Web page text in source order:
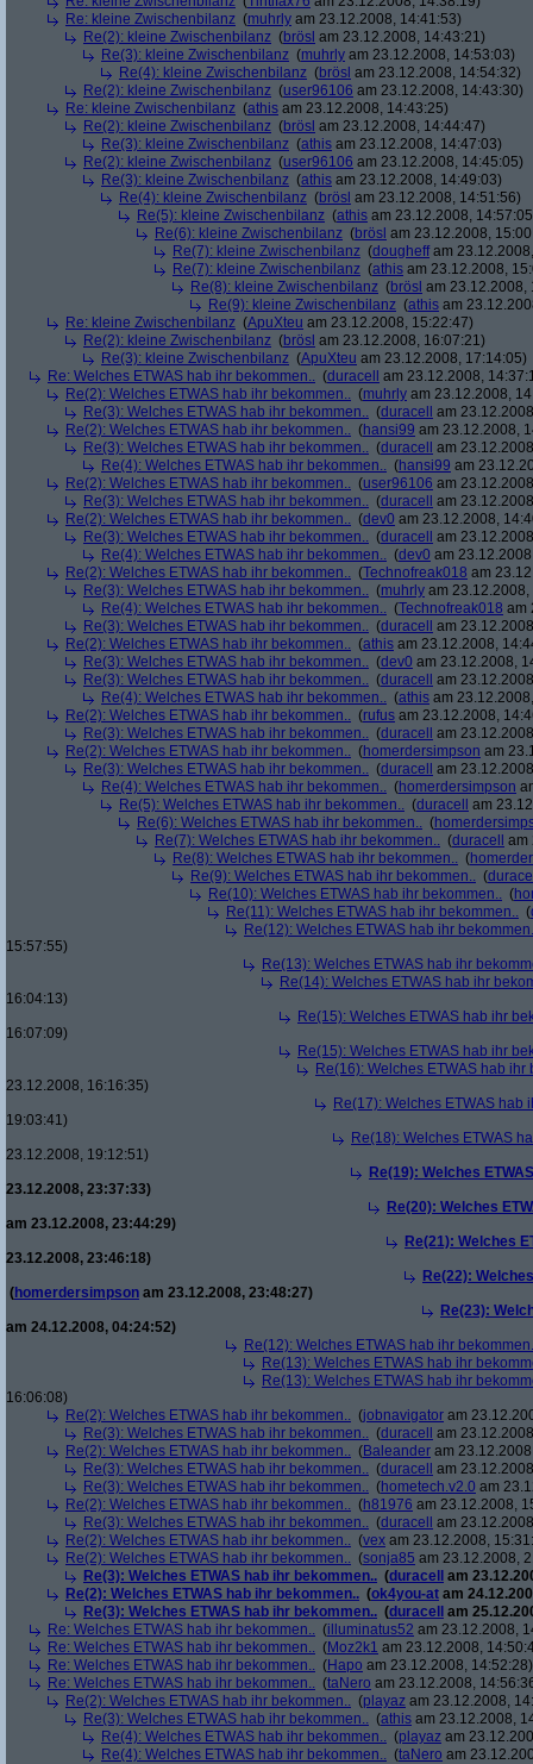
Re: kleine Zwischenbilanz (muhrly am 23.12.2008, 14:41:53)
Re(2): kleine Zwischenbilanz (brösl am 23.12.2008, 14:43:21)
Re(3): kleine Zwischenbilanz (muhrly am 23.12.2008, 14:53:03)
Re(4): kleine Zwischenbilanz (brösl am 23.12.2008, 14:54:32)
Re(2): kleine Zwischenbilanz (user96106 am 23.12.2008, 14:43:30)
Re: kleine Zwischenbilanz (athis am 23.12.2008, 14:43:25)
Re(2): kleine Zwischenbilanz (brösl am 23.12.2008, 14:44:47)
Re(3): kleine Zwischenbilanz (athis am 23.12.2008, 14:47:03)
Re(2): kleine Zwischenbilanz (user96106 am 23.12.2008, 14:45:05)
Re(3): kleine Zwischenbilanz (athis am 23.12.2008, 14:49:03)
Re(4): kleine Zwischenbilanz (brösl am 23.12.2008, 14:51:56)
Re(5): kleine Zwischenbilanz (athis am 23.12.2008,
Re(6): kleine Zwischenbilanz (brösl am 23.12.2008,
Re(7): kleine Zwischenbilanz (dougheffam
Re(7): kleine Zwischenbilanz (athis am 23.12.2008,
Re(8): kleine Zwischenbilanz (brösl am 23.12.2008,
Re(9): kleine Zwischenbilanz (athis am
Re: kleine Zwischenbilanz (ApuXteu am 23.12.2008, 15:22:47)
Re(2): kleine Zwischenbilanz (brösl am 23.12.2008, 16:07:21)
Re(3): kleine Zwischenbilanz (ApuXteu am 23.12.2008, 17:14:05)
Re: Welches ETWAS hab ihr bekommen.. (duracell
am 23.12.2008,
Re(2): Welches ETWAS hab ihr bekommen.. (muhrly am 23.12.2008,
Re(3): Welches ETWAS hab ihr bekommen.. (duracell
am
Re(2): Welches ETWAS hab ihr bekommen.. (hansi99 am 23.12.2008,
Re(3): Welches ETWAS hab ihr bekommen.. (duracell
am
Re(4): Welches ETWAS hab ihr bekommen.. (hansi99 am
Re(2): Welches ETWAS hab ihr bekommen.. (user96106 am
Re(3): Welches ETWAS hab ihr bekommen.. (duracell
am
Re(2): Welches ETWAS hab ihr bekommen.. (dev0 am 23.12.2008,
Re(3): Welches ETWAS hab ihr bekommen.. (duracell
am
Re(4): Welches ETWAS hab ihr bekommen.. (dev0 am
Re(2): Welches ETWAS hab ihr bekommen.. (Technofreak018 am
Re(3): Welches ETWAS hab ihr bekommen.. (muhrly am
Re(4): Welches ETWAS hab ihr bekommen.. (Technofreak018 am
Re(3): Welches ETWAS hab ihr bekommen.. (duracell
am
Re(2): Welches ETWAS hab ihr bekommen.. (athis am 23.12.2008,
Re(3): Welches ETWAS hab ihr bekommen.. (dev0 am 23.12.2008,
Re(3): Welches ETWAS hab ihr bekommen.. (duracell
am
Re(4): Welches ETWAS hab ihr bekommen.. (athis am
Re(2): Welches ETWAS hab ihr bekommen.. (rufus am 23.12.2008,
Re(3): Welches ETWAS hab ihr bekommen.. (duracell
am
Re(2): Welches ETWAS hab ihr bekommen.. (homerdersimpson am
Re(3): Welches ETWAS hab ihr bekommen.. (duracell
am
Re(4): Welches ETWAS hab ihr bekommen.. (homerdersimpson
Re(5): Welches ETWAS hab ihr bekommen.. (duracell
am
Re(6): Welches ETWAS hab ihr bekommen.. (
Re(7): Welches ETWAS hab ihr bekommen.. (duracell
am
Re(8): Welches ETWAS hab ihr bekommen.. (
Re(9): Welches ETWAS hab ihr bekommen.. (
Re(10): Welches ETWAS hab ihr bekommen.. (
Re(11): Welches ETWAS hab ihr bekommen.. (
Re(12): Welches ETWAS hab ihr
15:57:55)
Re(13): Welches ETWAS hab ihr
Re(14): Welches ETWAS hab ihr
16:04:13)
Re(15): Welches ETWAS hab ihr
16:07:09)
Re(15): Welches ETWAS hab ihr
Re(16): Welches ETWAS hab ihr
23.12.2008, 16:16:35)
Re(17): Welches ETWAS hab
19:03:41)
Re(18): Welches ETWAS
23.12.2008, 19:12:51)
Re(19): Welches
23.12.2008, 23:37:33)
Re(20): Welches
am 23.12.2008, 23:44:29)
Re(21): Welches
23.12.2008, 23:46:18)
Re(22):
(homerdersimpson am 23.12.2008, 23:48:27)
Re(23):
am 24.12.2008, 04:24:52)
Re(12): Welches ETWAS hab ihr
Re(13): Welches ETWAS hab ihr
Re(13): Welches ETWAS hab ihr
16:06:08)
Re(2): Welches ETWAS hab ihr bekommen.. (jobnavigator am
Re(3): Welches ETWAS hab ihr bekommen.. (duracell
am
Re(2): Welches ETWAS hab ihr bekommen.. (Baleander am
Re(3): Welches ETWAS hab ihr bekommen.. (duracell
am
Re(3): Welches ETWAS hab ihr bekommen.. (hometech.v2.0 am
Re(2): Welches ETWAS hab ihr bekommen.. (h81976 am 23.12.2008,
Re(3): Welches ETWAS hab ihr bekommen.. (duracell
am
Re(2): Welches ETWAS hab ihr bekommen.. (vex am 23.12.2008,
Re(2): Welches ETWAS hab ihr bekommen.. (sonja85 am 23.12.2008,
Re(3): Welches ETWAS hab ihr bekommen.. (duracell
am
Re(2): Welches ETWAS hab ihr bekommen.. (ok4you-at am
Re(3): Welches ETWAS hab ihr bekommen.. (duracell
am
Re: Welches ETWAS hab ihr bekommen.. (illuminatus52 am 23.12.2008,
Re: Welches ETWAS hab ihr bekommen.. (Moz2k1 am 23.12.2008,
Re: Welches ETWAS hab ihr bekommen.. (Hapo am 23.12.2008, 14:52:28)
Re: Welches ETWAS hab ihr bekommen.. (taNero am 23.12.2008,
Re(2): Welches ETWAS hab ihr bekommen.. (playaz am 23.12.2008,
Re(3): Welches ETWAS hab ihr bekommen.. (athis am 23.12.2008,
Re(4): Welches ETWAS hab ihr bekommen.. (playaz am
Re(4): Welches ETWAS hab ihr bekommen.. (taNero am